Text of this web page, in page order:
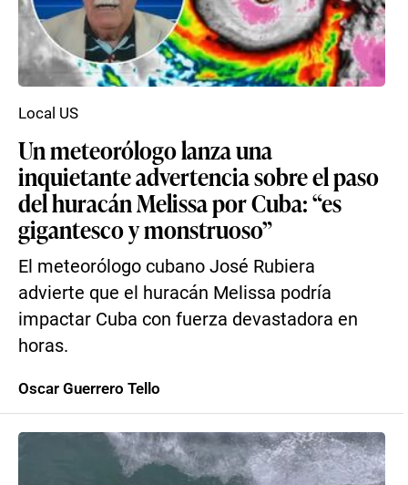
Un meteorólogo lanza una
inquietante advertencia sobre el paso
del huracán Melissa por Cuba: “es
gigantesco y monstruoso”
El meteorólogo cubano José Rubiera
advierte que el huracán Melissa podría
impactar Cuba con fuerza devastadora en
horas.
Local US
Oscar Guerrero Tello